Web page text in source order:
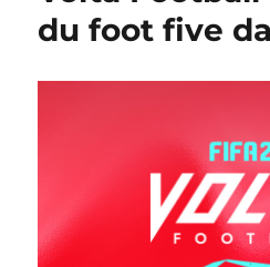
terrain
choisir
du foot five